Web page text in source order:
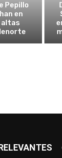
Pepillo
en